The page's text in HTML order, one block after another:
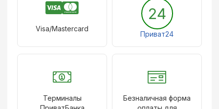
Visa/Mastercard
24
Приват24
Терминалы
Безналичная форма